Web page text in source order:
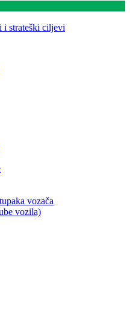
i strateški ciljevi
vozača
vozila)